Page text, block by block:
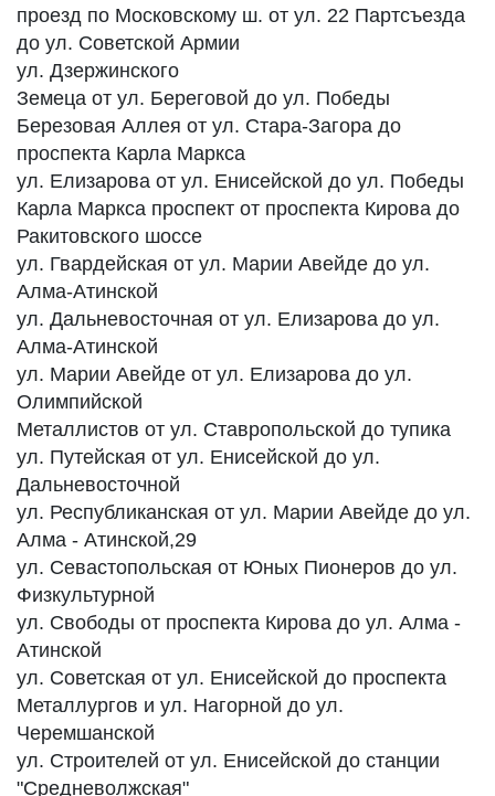
проезд по Московскому ш. от ул. 22 Партсъезда
до ул. Советской Армии
ул. Дзержинского
Земеца от ул. Береговой до ул. Победы
Березовая Аллея от ул. Стара-Загора до
проспекта Карла Маркса
ул. Елизарова от ул. Енисейской до ул. Победы
Карла Маркса проспект от проспекта Кирова до
Ракитовского шоссе
ул. Гвардейская от ул. Марии Авейде до ул.
Алма-Атинской
ул. Дальневосточная от ул. Елизарова до ул.
Алма-Атинской
ул. Марии Авейде от ул. Елизарова до ул.
Олимпийской
Металлистов от ул. Ставропольской до тупика
ул. Путейская от ул. Енисейской до ул.
Дальневосточной
ул. Республиканская от ул. Марии Авейде до ул.
Алма - Атинской,29
ул. Севастопольская от Юных Пионеров до ул.
Физкультурной
ул. Свободы от проспекта Кирова до ул. Алма -
Атинской
ул. Советская от ул. Енисейской до проспекта
Металлургов и ул. Нагорной до ул.
Черемшанской
ул. Строителей от ул. Енисейской до станции
"Средневолжская"